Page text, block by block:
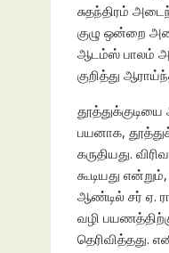
சுதந்திரம்
குழு ஒன்றை
ஆடம்ஸ் பாலம்
குறித்து
பயனாக,
கருதியது.
கூடியது
ஆண்டில் சர் ஏ.
வழி
தெரிவித்தது.